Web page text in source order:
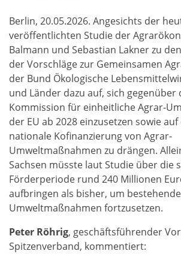
Berlin, 20.05.2026. Angesichts der
veröffentlichten Studie der
Balmann und Sebastian Lakner zu
der Vorschläge zur Gemeinsamen
der Bund Ökologische
und Länder dazu auf, sich gegenüber
Kommission für einheitliche Agrar-
der EU ab 2028 einzusetzen sowie
nationale Kofinanzierung von Agrar-
Umweltmaßnahmen zu drängen.
Sachsen müsste laut Studie über die
Förderperiode rund 240 Millionen
aufbringen als bisher, um bestehende
Umweltmaßnahmen fortzusetzen.
Peter Röhrig, geschäftsführender
Spitzenverband, kommentiert: